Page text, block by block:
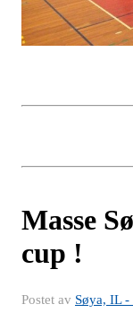
Masse
cup !
Postet av Søya, IL -